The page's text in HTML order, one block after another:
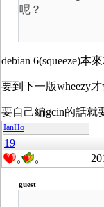
呢？
debian 6(squeeze)本
要到下一版wheezy才
要自己編gcin的話就
IanHo
19
0 0
guest